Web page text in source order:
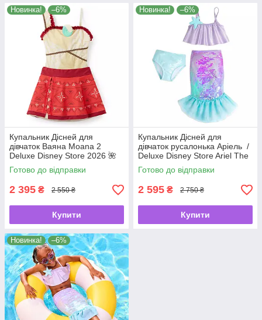
Новинка! –6%
Купальник Дісней для
дівчаток Ваяна Moana 2
Deluxe Disney Store 2026 🌺
🌊
Готово до відправки
2 395 ₴ 2 550 ₴
Купити
Новинка! –6%
Купальник Дісней для
дівчаток русалонька Аріель /
Deluxe Disney Store Ariel The
Little Mermaid 🧜‍♀️✨
Готово до відправки
2 595 ₴ 2 750 ₴
Купити
Новинка! –6%